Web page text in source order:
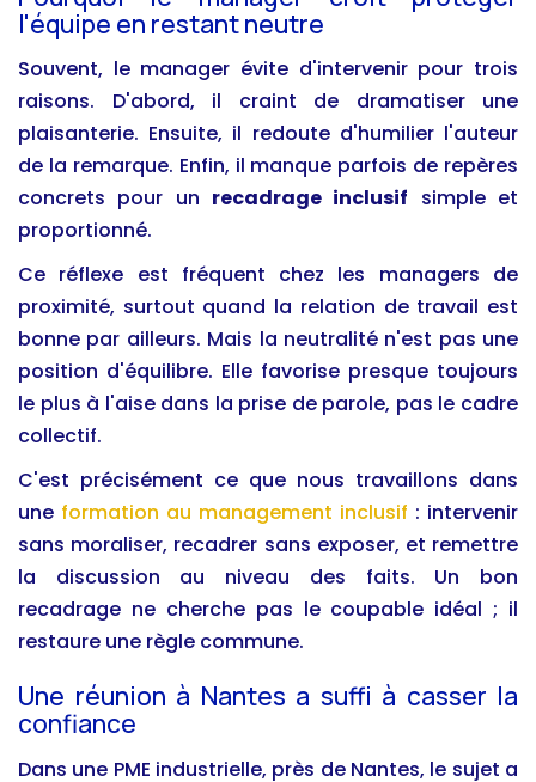
l'équipe en restant neutre
Souvent, le manager évite d'intervenir pour trois
raisons. D'abord, il craint de dramatiser une
plaisanterie. Ensuite, il redoute d'humilier l'auteur
de la remarque. Enfin, il manque parfois de repères
concrets pour un recadrage inclusif simple et
proportionné.
Ce réflexe est fréquent chez les managers de
proximité, surtout quand la relation de travail est
bonne par ailleurs. Mais la neutralité n'est pas une
position d'équilibre. Elle favorise presque toujours
le plus à l'aise dans la prise de parole, pas le cadre
collectif.
C'est précisément ce que nous travaillons dans
une formation au management inclusif : intervenir
sans moraliser, recadrer sans exposer, et remettre
la discussion au niveau des faits. Un bon
recadrage ne cherche pas le coupable idéal ; il
restaure une règle commune.
Une réunion à Nantes a suffi à casser la
confiance
Dans une PME industrielle, près de Nantes, le sujet a